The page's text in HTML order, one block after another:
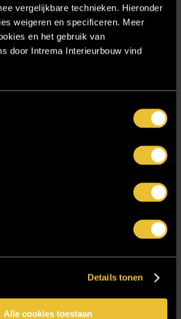
vergelijkbare technieken. Hieronder
weigeren en specificeren. Meer
en het gebruik van
door Intrema Interieurbouw vind
Details tonen
Alle cookies toestaan